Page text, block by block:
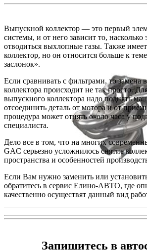
Выпускной коллектор — это первый
системы, и от него зависит то, насколько
отводиться выхлопные газы. Также
коллектор, но он относится больше к
заслонок».
Если сравнивать с фильтрами, то замена
коллектора происходит не так просто.
выпускного коллектора надо поднять
отсоединить деталь от мотора и от
процедура может отнять около часа у
специалиста.
Дело все в том, что на многих
GAC серьезно усложнилось снятие
пространства и особенностей
Если Вам нужно заменить или
обратитесь в сервис Елино-АВТО, где
качественно осуществят данный вид
Запишитесь в